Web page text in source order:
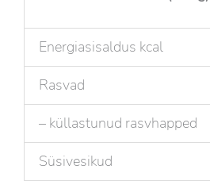
Energiasisaldus kcal
Rasvad
– küllastunud rasvhapped
Süsivesikud